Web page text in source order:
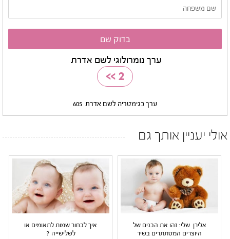
ערך נומרולוגי לשם אדרת
2
>>
ערך בגימטריה לשם אדרת 605
אולי יעניין אותך גם
אלירן שלי: זהו את הבנים של
היוצרים המסתתרים בשיר
איך לבחור שמות לתאומים או
לשלישייה ?